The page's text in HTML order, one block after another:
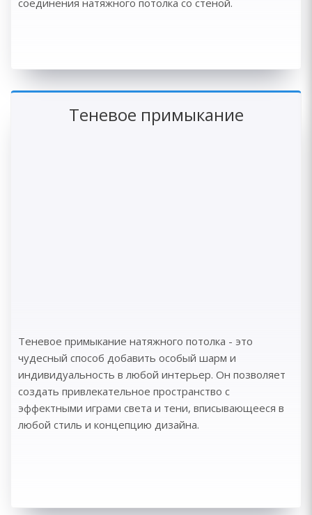
соединения натяжного потолка со стеной.
Теневое примыкание
Теневое примыкание натяжного потолка - это
чудесный способ добавить особый шарм и
индивидуальность в любой интерьер. Он позволяет
создать привлекательное пространство с
эффектными играми света и тени, вписывающееся в
любой стиль и концепцию дизайна.